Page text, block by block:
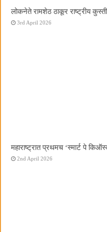
लोकनेते रामशेठ ठाकूर राष्ट्रीय
3rd April 2026
महाराष्ट्रात प्रथमच ‌‘स्मार्ट पे
2nd April 2026